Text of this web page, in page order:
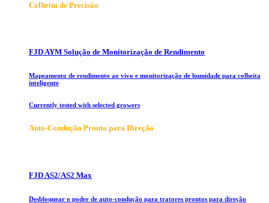
Colheita de Precisão
FJD AYM Solução de Monitorização de Rendimento
Mapeamento de rendimento ao vivo e monitorização de humidade para colheita
inteligente
Currently tested with selected growers
Auto-Condução Pronta para Direção
FJD AS2/AS2 Max
Desbloquear o poder de auto-condução para tratores prontos para direção